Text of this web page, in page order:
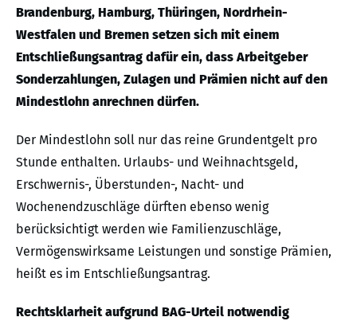
Brandenburg, Hamburg, Thüringen, Nordrhein-
Westfalen und Bremen setzen sich mit einem
Entschließungsantrag dafür ein, dass Arbeitgeber
Sonderzahlungen, Zulagen und Prämien nicht auf den
Mindestlohn anrechnen dürfen.
Der Mindestlohn soll nur das reine Grundentgelt pro
Stunde enthalten. Urlaubs- und Weihnachtsgeld,
Erschwernis-, Überstunden-, Nacht- und
Wochenendzuschläge dürften ebenso wenig
berücksichtigt werden wie Familienzuschläge,
Vermögenswirksame Leistungen und sonstige Prämien,
heißt es im Entschließungsantrag.
Rechtsklarheit aufgrund BAG-Urteil notwendig